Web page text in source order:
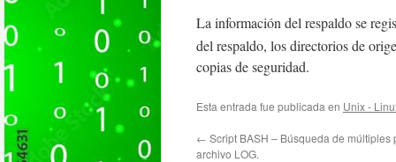
La información del respaldo se
del respaldo, los directorios de
copias de seguridad.
Esta entrada fue publicada en Unix -
← Script BASH – Búsqueda de múltiples
archivo LOG.